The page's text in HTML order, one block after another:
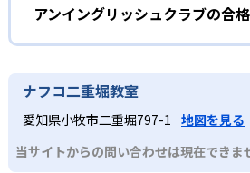
全クラスでフォニックスを徹底指導
を目指す。さらに、動画付きオリジ
際に書くアウトプットを実践。音で聞
解力を同時に鍛え「話す」「書く」
能をバランス良く向上させる。
3 選べる指導形式
小学生
話す・聞く力を本格的
Yellow〜Redクラスではコミュニケ
き、英語の指示通りに体を動かす
習を用いたスピーキングトレーニング
す力を養う。
アンイングリッシュクラブでは、英
ていくための授業が受けられる。リ
アティーチング・ソロティーチング
習目的や予算に応じて最適な授業形
ニックスやディクテーション、TPRな
み合わせたトレーニングで、4技能を
る。
どんなデメリットが
アンイングリッシュクラブの合
アンイングリッシュクラブは合格実績
していない。
ナフコ二重堀教室
愛知県小牧市二重堀797-1 地図を見る
当サイトからの問い合わせは現在できま